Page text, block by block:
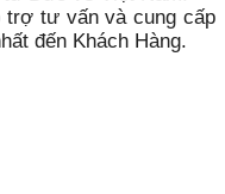
trợ tư vấn và cung cấp
đến Khách Hàng.